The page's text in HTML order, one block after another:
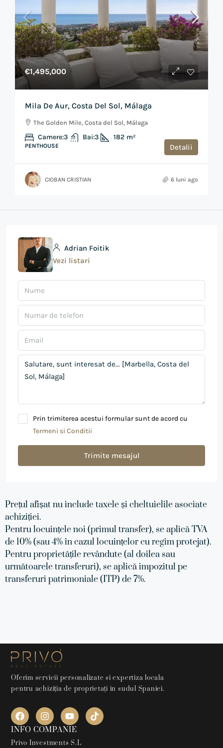
€1,495,000
Mila De Aur, Costa Del Sol, Málaga
The Golden Mile, Costa del Sol, Málaga
Camere:3 Bai:3 182 m²
PENTHOUSE Detalii
CIOBAN CRISTIAN 6 luni ago
Adrian Foitik
Vezi listari
Prin trimiterea acestui formular sunt de acord cu
Termeni si Conditii
Trimite mesajul
Prețul afișat nu include taxele și cheltuielile asociate
achiziției.
Pentru locuințele noi (primul transfer), se aplică TVA
de 10% (sau 4% în cazul locuințelor cu regim protejat).
Pentru proprietățile revândute (al doilea sau
următoarele transferuri), se aplică impozitul pe
transferuri patrimoniale (ITP) de 7%.
Oferim servicii personalizate si expertiza locala
pentru achiziția de proprietați in sudul Spaniei.
INFO COMPANIE
Privo Investments S.L